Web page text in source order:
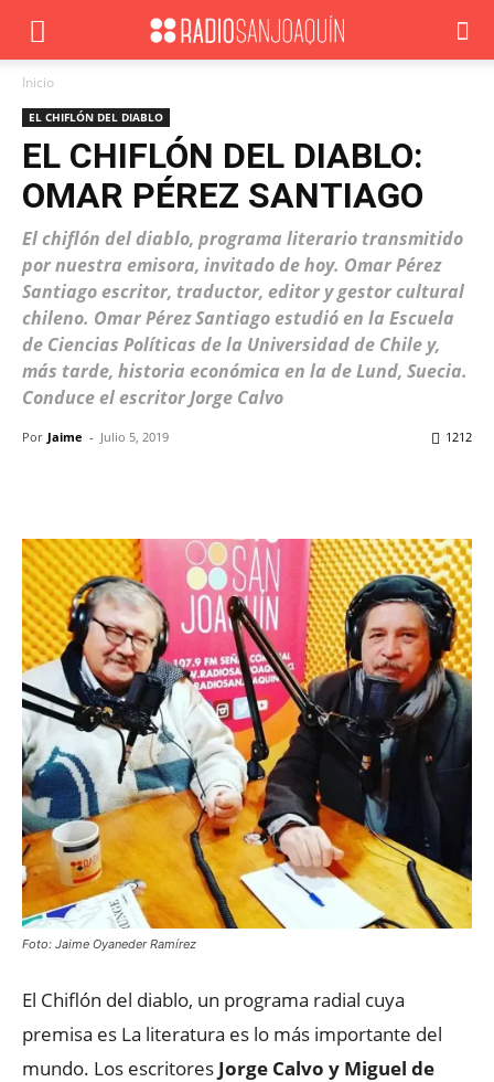
Inicio
EL CHIFLÓN DEL DIABLO
EL CHIFLÓN DEL DIABLO:
OMAR PÉREZ SANTIAGO
El chiflón del diablo, programa literario transmitido
por nuestra emisora, invitado de hoy. Omar Pérez
Santiago escritor, traductor, editor y gestor cultural
chileno. Omar Pérez Santiago estudió en la Escuela
de Ciencias Políticas de la Universidad de Chile y,
más tarde, historia económica en la de Lund, Suecia.
Conduce el escritor Jorge Calvo
Por Jaime - Julio 5, 2019 1212
Foto: Jaime Oyaneder Ramírez
El Chiflón del diablo, un programa radial cuya
premisa es La literatura es lo más importante del
mundo. Los escritores Jorge Calvo y Miguel de